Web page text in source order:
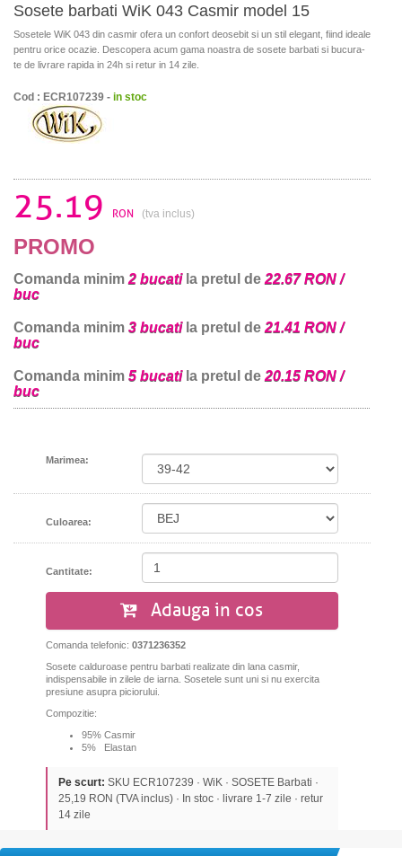
Sosete barbati WiK 043 Casmir model 15
Sosetele WiK 043 din casmir ofera un confort deosebit si un stil elegant, fiind ideale
pentru orice ocazie. Descopera acum gama noastra de sosete barbati si bucura-
te de livrare rapida in 24h si retur in 14 zile.
Cod : ECR107239 - in stoc
25.19 RON (tva inclus)
PROMO
Comanda minim 2 bucatila pretul de 22.67 RON /
buc
Comanda minim 3 bucatila pretul de 21.41 RON /
buc
Comanda minim 5 bucatila pretul de 20.15 RON /
buc
Marimea:
Culoarea:
Cantitate:
Adauga in cos
Comanda telefonic: 0371236352
Sosete calduroase pentru barbati realizate din lana casmir,
indispensabile in zilele de iarna. Sosetele sunt uni si nu exercita
presiune asupra piciorului.
Compozitie:
95% Casmir
5% Elastan
Pe scurt: SKU ECR107239 · WiK · SOSETE Barbati ·
25,19 RON (TVA inclus) · In stoc · livrare 1-7 zile · retur
14 zile